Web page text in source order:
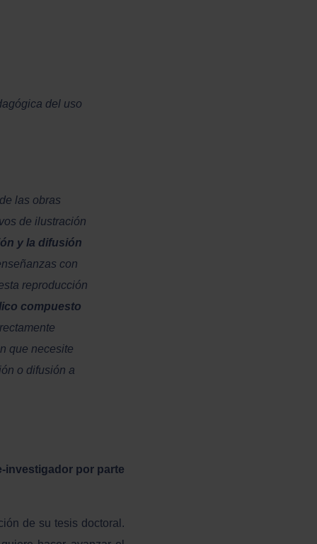
del uso
las obras
de ilustración
y la difusión
con
reproducción
compuesto
que necesite
o difusión a
investigador por parte
de su tesis doctoral.